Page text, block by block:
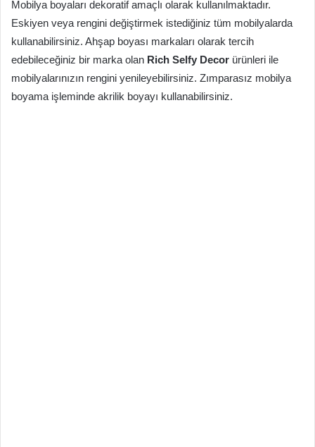
Mobilya boyaları dekoratif amaçlı olarak kullanılmaktadır.
Eskiyen veya rengini değiştirmek istediğiniz tüm mobilyalarda
kullanabilirsiniz. Ahşap boyası markaları olarak tercih
edebileceğiniz bir marka olan Rich Selfy Decor ürünleri ile
mobilyalarınızın rengini yenileyebilirsiniz. Zımparasız mobilya
boyama işleminde akrilik boyayı kullanabilirsiniz.